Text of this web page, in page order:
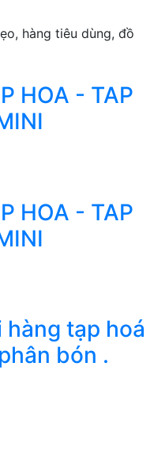
hàng tiêu dùng, đồ
HOA - TAP
HOA - TAP
tạp hoá
bón .